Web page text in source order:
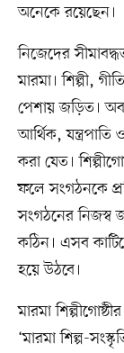
অনেকে রয়েছেন।
নিজেদের
মারমা। শিল্পী,
পেশায় জড়িত।
আর্থিক,
করা যেত।
ফলে সংগঠনকে
সংগঠনের
কঠিন। এসব
হয়ে উঠবে।
মারমা
‘মারমা শিল্প-